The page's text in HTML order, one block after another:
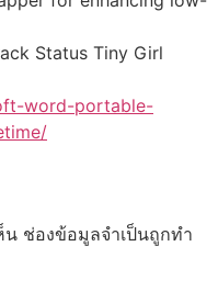
Status Tiny Girl
word-portable-
น ช่องข้อมูลจำเป็นถูกทำ